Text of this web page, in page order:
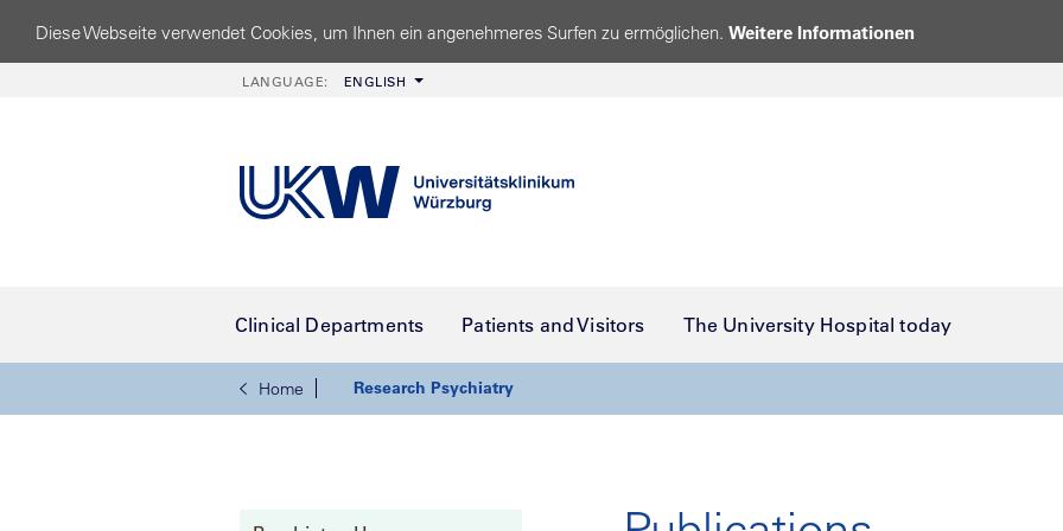
Diese Webseite verwendet Cookies, um Ihnen ein angenehmeres Surfen zu ermöglichen. Weitere Informationen
LANGUAGE: ENGLISH
Clinical Departments Patients and Visitors The University Hospital today
Home Research Psychiatry